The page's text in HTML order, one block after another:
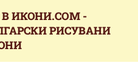
ИКОНИ.COM -
РИСУВАНИ